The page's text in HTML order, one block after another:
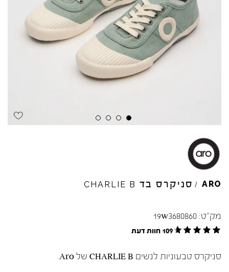
ARO
/ סניקרס בד CHARLIE B
מק"ט: 19w3680860
109 חוות דעת
סניקרס טבעוניות לנשים CHARLIE B של Aro.